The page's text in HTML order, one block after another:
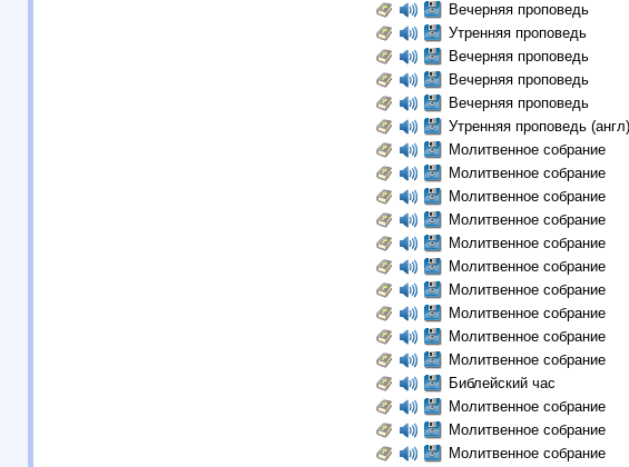
Вечерняя проповедь
Утренняя проповедь
Вечерняя проповедь
Вечерняя проповедь
Вечерняя проповедь
Утренняя проповедь (англ)
Молитвенное собрание
Молитвенное собрание
Молитвенное собрание
Молитвенное собрание
Молитвенное собрание
Молитвенное собрание
Молитвенное собрание
Молитвенное собрание
Молитвенное собрание
Молитвенное собрание
Библейский час
Молитвенное собрание
Молитвенное собрание
Молитвенное собрание